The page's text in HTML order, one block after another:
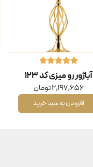
آباژور رو میزی کد ۱۲۳
2,197,656تومان
افزودن به سبد خرید